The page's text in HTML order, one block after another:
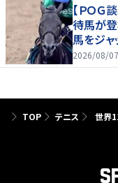
【ＰＯＧ
待馬が
馬をジャ
2026/08/
TOP テニス 世界